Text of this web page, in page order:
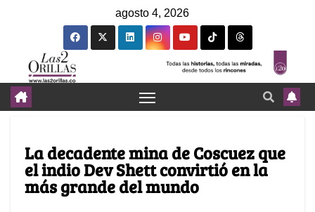
agosto 4, 2026
La decadente mina de Coscuez que
el indio Dev Shett convirtió en la
más grande del mundo